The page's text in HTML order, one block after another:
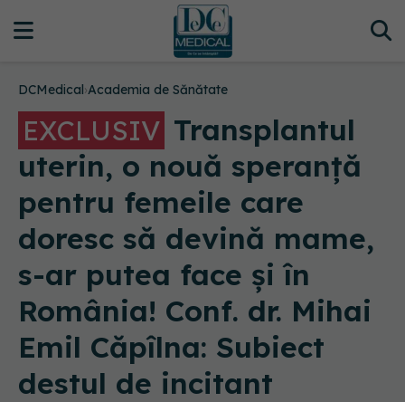
DCMedical›Academia de Sănătate
EXCLUSIV Transplantul
uterin, o nouă speranță
pentru femeile care
doresc să devină mame,
s-ar putea face și în
România! Conf. dr. Mihai
Emil Căpîlna: Subiect
destul de incitant